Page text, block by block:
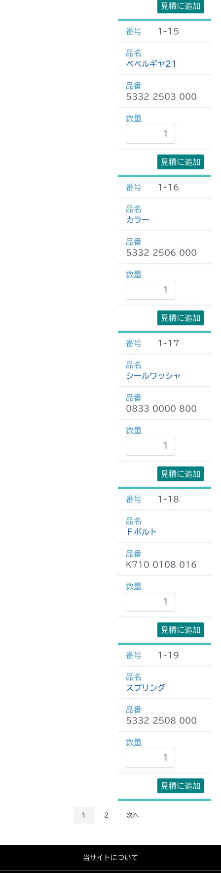
見積に追加
1-15
ベベルギヤ21
5332 2503 000
見積に追加
1-16
カラー
5332 2506 000
見積に追加
1-17
シールワッシャ
0833 0000 800
見積に追加
1-18
Ｆボルト
K710 0108 016
見積に追加
1-19
スプリング
5332 2508 000
見積に追加
1 2 次へ
当サイトについて